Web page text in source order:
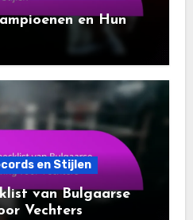
en Hun
en Stijlen
van Bulgaarse
Vechters